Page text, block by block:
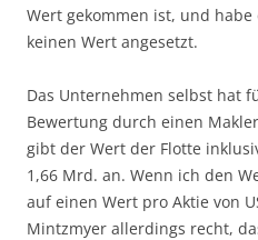
Wert gekommen ist, und
keinen Wert angesetzt.
Das Unternehmen selbst hat
Bewertung durch einen
gibt der Wert der Flotte
1,66 Mrd. an. Wenn ich den
auf einen Wert pro Aktie von
Mintzmyer allerdings recht,